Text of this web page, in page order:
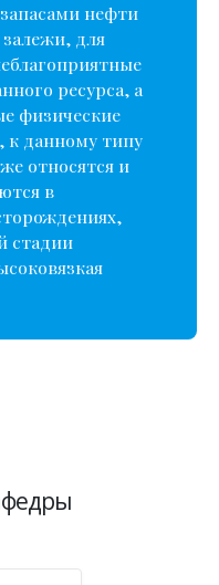
нефти
для
ресурса, а
физические
к данному типу
относятся и
в
стадии